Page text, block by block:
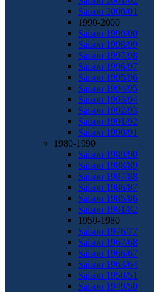
Saison 2000/01
1990-2000
Saison 1999/00
Saison 1998/99
Saison 1997/98
Saison 1996/97
Saison 1995/96
Saison 1994/95
Saison 1993/94
Saison 1992/93
Saison 1991/92
Saison 1990/91
1980-1990
Saison 1989/90
Saison 1988/89
Saison 1987/88
Saison 1986/87
Saison 1985/86
Saison 1981/82
1950-1980
Saison 1976/77
Saison 1967/68
Saison 1966/67
Saison 1963/64
Saison 1950/51
Saison 1949/50